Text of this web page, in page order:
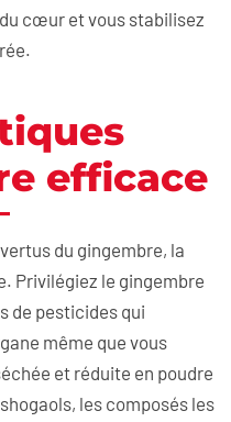
cœur et vous stabilisez
efficace
du gingembre, la
Privilégiez le gingembre
de pesticides qui
même que vous
et réduite en poudre
les composés les